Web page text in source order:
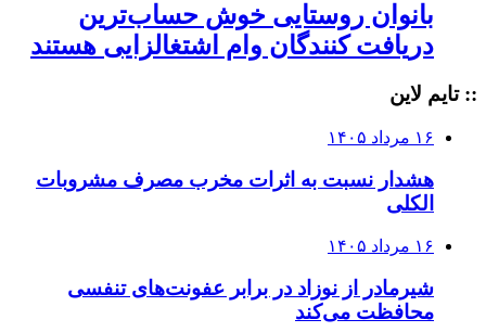
بانوان روستایی خوش حساب‌ترین
دریافت کنندگان وام‌ اشتغالزایی هستند
:: تایم لاین
۱۶ مرداد ۱۴۰۵
هشدار نسبت به اثرات مخرب مصرف مشروبات
الکلی
۱۶ مرداد ۱۴۰۵
شیرمادر از نوزاد در برابر عفونت‌های تنفسی
محافظت می‌کند